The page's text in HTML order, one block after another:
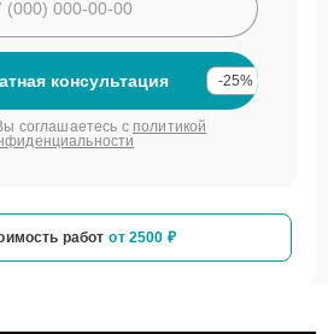
консультация -25%
соглашаетесь с политикой
работ от 2500 ₽